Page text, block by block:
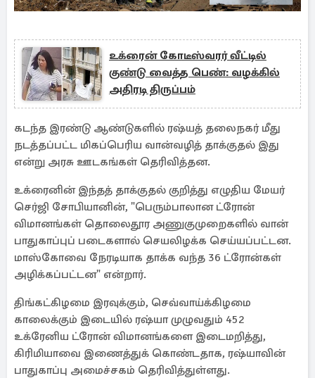
உக்ரைன் கோடீஸ்வரர் வீட்டில்
குண்டு வைத்த பெண்: வழக்கில்
அதிரடி திருப்பம்
கடந்த இரண்டு ஆண்டுகளில் ரஷ்யத் தலைநகர் மீது
நடத்தப்பட்ட மிகப்பெரிய வான்வழித் தாக்குதல் இது
என்று அரசு ஊடகங்கள் தெரிவித்தன.
உக்ரைனின் இந்தத் தாக்குதல் குறித்து எழுதிய மேயர்
செர்ஜி சோபியானின், "பெரும்பாலான ட்ரோன்
விமானங்கள் தொலைதூர அணுகுமுறைகளில் வான்
பாதுகாப்புப் படைகளால் செயலிழக்க செய்யப்பட்டன.
மாஸ்கோவை நேரடியாக தாக்க வந்த 36 ட்ரோன்கள்
அழிக்கப்பட்டன" என்றார்.
திங்கட்கிழமை இரவுக்கும், செவ்வாய்க்கிழமை
காலைக்கும் இடையில் ரஷ்யா முழுவதும் 452
உக்ரேனிய ட்ரோன் விமானங்களை இடைமறித்து,
கிரிமியாவை இணைத்துக் கொண்டதாக, ரஷ்யாவின்
பாதுகாப்பு அமைச்சகம் தெரிவித்துள்ளது.